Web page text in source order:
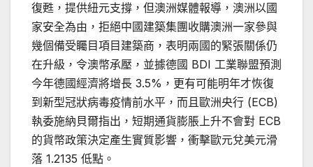
復甦，提供紐元支撐，但澳洲媒體報導，澳洲以國
家安全為由，拒絕中國建築集團收購澳洲一家參與
幾個備受矚目項目建築商，表明兩國的緊張關係仍
在升級，令澳幣承壓，並據德國 BDI 工業聯盟預測
今年德國經濟將增長 3.5%，更有可能明年才恢復
到新型冠狀病毒疫情前水平，而且歐洲央行 (ECB)
執委施納貝爾指出，短期通貨膨脹上升不會對 ECB
的貨幣政策決定產生實質影響，衝擊歐元兌美元滑
落 1.2135 低點。